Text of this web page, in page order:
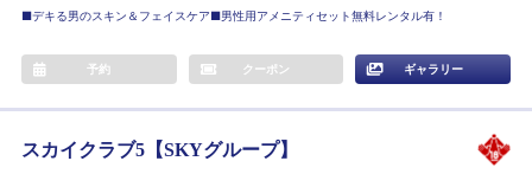
■デキる男のスキン＆フェイスケア■男性用アメニティセット無料レンタル有！
予約 クーポン ギャラリー
スカイクラブ5【SKYグループ】